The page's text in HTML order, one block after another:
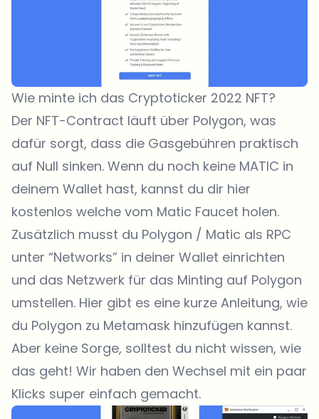
Wie minte ich das Cryptoticker 2022 NFT?
Der NFT-Contract läuft über Polygon, was
dafür sorgt, dass die Gasgebühren praktisch
auf Null sinken. Wenn du noch keine MATIC in
deinem Wallet hast, kannst du dir hier
kostenlos welche vom Matic Faucet holen.
Zusätzlich musst du Polygon / Matic als RPC
unter “Networks” in deiner Wallet einrichten
und das Netzwerk für das Minting auf Polygon
umstellen. Hier gibt es eine kurze Anleitung, wie
du Polygon zu Metamask hinzufügen kannst.
Aber keine Sorge, solltest du nicht wissen, wie
das geht! Wir haben den Wechsel mit ein paar
Klicks super einfach gemacht.